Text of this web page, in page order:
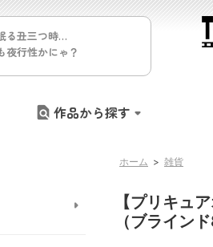
る丑三つ時…
夜行性かにゃ？
作品から探す
ホーム > 雑貨
【プリキュ
（ブラインド